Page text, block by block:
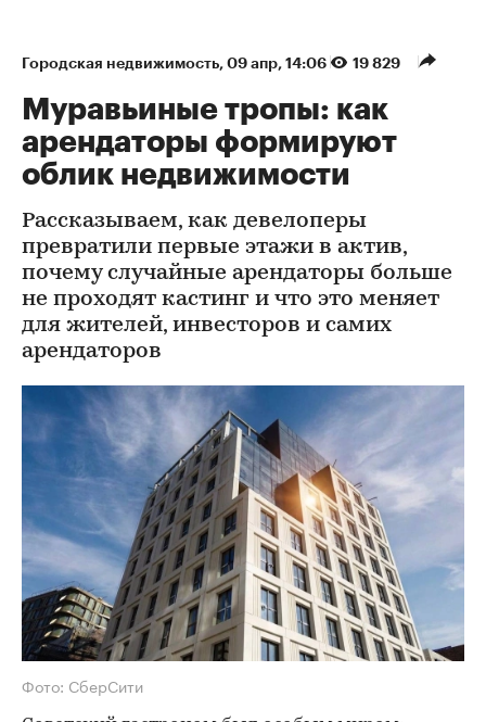
Городская недвижимость 09 апр, 14:06 19 829
Муравьиные тропы: как
арендаторы формируют
облик недвижимости
Рассказываем, как девелоперы
превратили первые этажи в актив,
почему случайные арендаторы больше
не проходят кастинг и что это меняет
для жителей, инвесторов и самих
арендаторов
Фото: СберСити